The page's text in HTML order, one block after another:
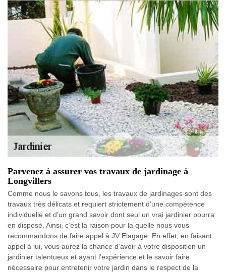
Parvenez à assurer vos travaux de jardinage à
Longvillers
Comme nous le savons tous, les travaux de jardinages sont des
travaux très délicats et requiert strictement d’une compétence
individuelle et d’un grand savoir dont seul un vrai jardinier pourra
en disposé. Ainsi, c’est la raison pour la quelle nous vous
recommandons de faire appel à JV Elagage. En effet, en faisant
appel à lui, vous aurez la chance d’avoir à votre disposition un
jardinier talentueux et ayant l’expérience et le savoir faire
nécessaire pour entretenir votre jardin dans le respect de la